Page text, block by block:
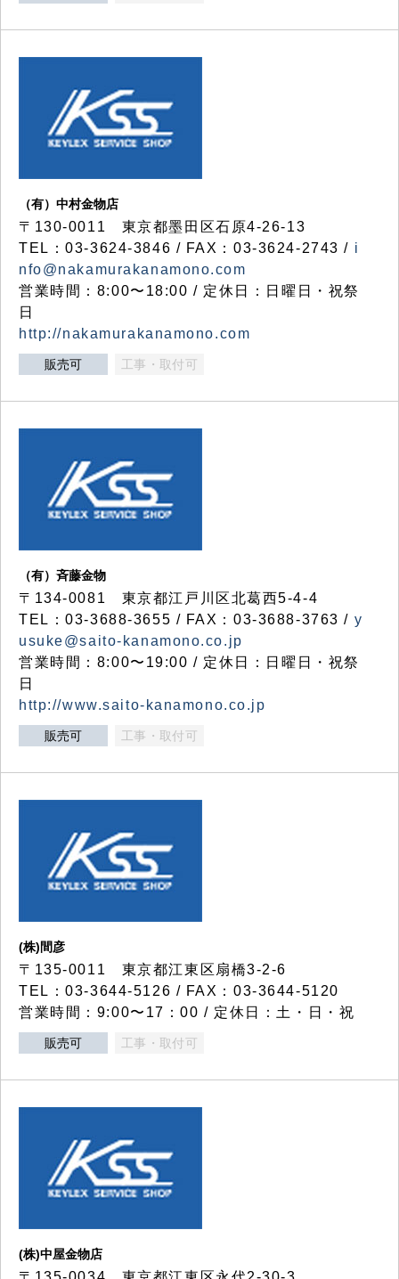
（有）中村金物店
〒130-0011 東京都墨田区石原4-26-13
TEL：03-3624-3846 / FAX：03-3624-2743 / i
nfo@nakamurakanamono.com
営業時間：8:00〜18:00 / 定休日：日曜日・祝祭
日
http://nakamurakanamono.com
販売可 工事・取付可
（有）斉藤金物
〒134-0081 東京都江戸川区北葛西5-4-4
TEL：03-3688-3655 / FAX：03-3688-3763 / y
usuke@saito-kanamono.co.jp
営業時間：8:00〜19:00 / 定休日：日曜日・祝祭
日
http://www.saito-kanamono.co.jp
販売可 工事・取付可
(株)間彦
〒135-0011 東京都江東区扇橋3-2-6
TEL：03-3644-5126 / FAX：03-3644-5120
営業時間：9:00〜17：00 / 定休日：土・日・祝
販売可 工事・取付可
(株)中屋金物店